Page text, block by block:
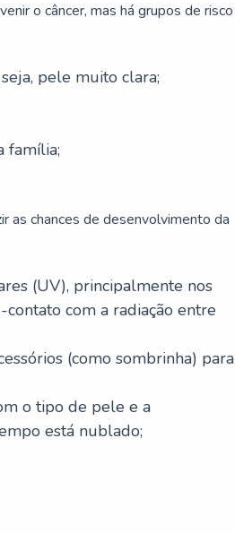
o câncer, mas há grupos de risco
pele muito clara;
família;
as chances de desenvolvimento da
(UV), principalmente nos
com a radiação entre
(como sombrinha) para
o tipo de pele e a
está nublado;